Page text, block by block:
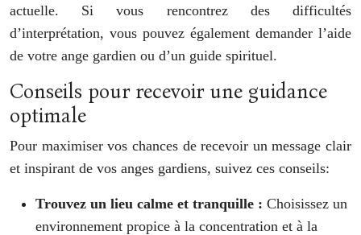
actuelle. Si vous rencontrez des difficultés
d’interprétation, vous pouvez également demander l’aide
de votre ange gardien ou d’un guide spirituel.
Conseils pour recevoir une guidance
optimale
Pour maximiser vos chances de recevoir un message clair
et inspirant de vos anges gardiens, suivez ces conseils:
Trouvez un lieu calme et tranquille : Choisissez un
environnement propice à la concentration et à la